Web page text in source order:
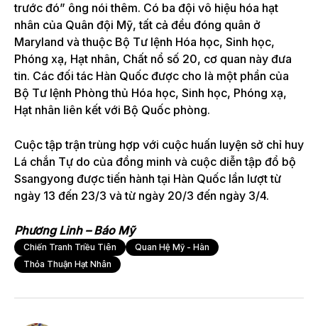
trước đó” ông nói thêm. Có ba đội vô hiệu hóa hạt
nhân của Quân đội Mỹ, tất cả đều đóng quân ở
Maryland và thuộc Bộ Tư lệnh Hóa học, Sinh học,
Phóng xạ, Hạt nhân, Chất nổ số 20, cơ quan này đưa
tin. Các đối tác Hàn Quốc được cho là một phần của
Bộ Tư lệnh Phòng thủ Hóa học, Sinh học, Phóng xạ,
Hạt nhân liên kết với Bộ Quốc phòng.
Cuộc tập trận trùng hợp với cuộc huấn luyện sở chỉ huy
Lá chắn Tự do của đồng minh và cuộc diễn tập đổ bộ
Ssangyong được tiến hành tại Hàn Quốc lần lượt từ
ngày 13 đến 23/3 và từ ngày 20/3 đến ngày 3/4.
Phương Linh – Báo Mỹ
Chiến Tranh Triều Tiên
Quan Hệ Mỹ - Hàn
Thỏa Thuận Hạt Nhân